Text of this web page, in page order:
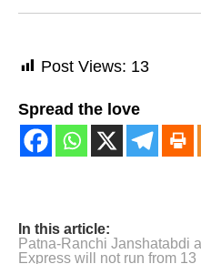
Post Views: 13
Spread the love
In this article:
Patna-Ranchi Janshatabdi
Express will not run from 13